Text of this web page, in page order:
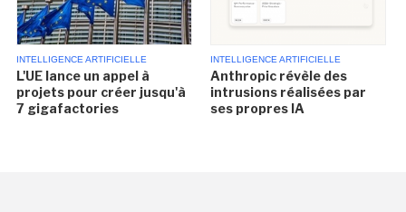
INTELLIGENCE ARTIFICIELLE
L'UE lance un appel à
projets pour créer jusqu'à
7 gigafactories
INTELLIGENCE ARTIFICIELLE
Anthropic révèle des
intrusions réalisées par
ses propres IA